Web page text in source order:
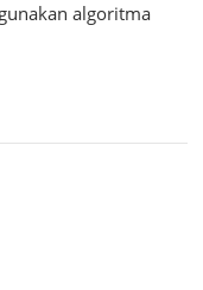
algoritma